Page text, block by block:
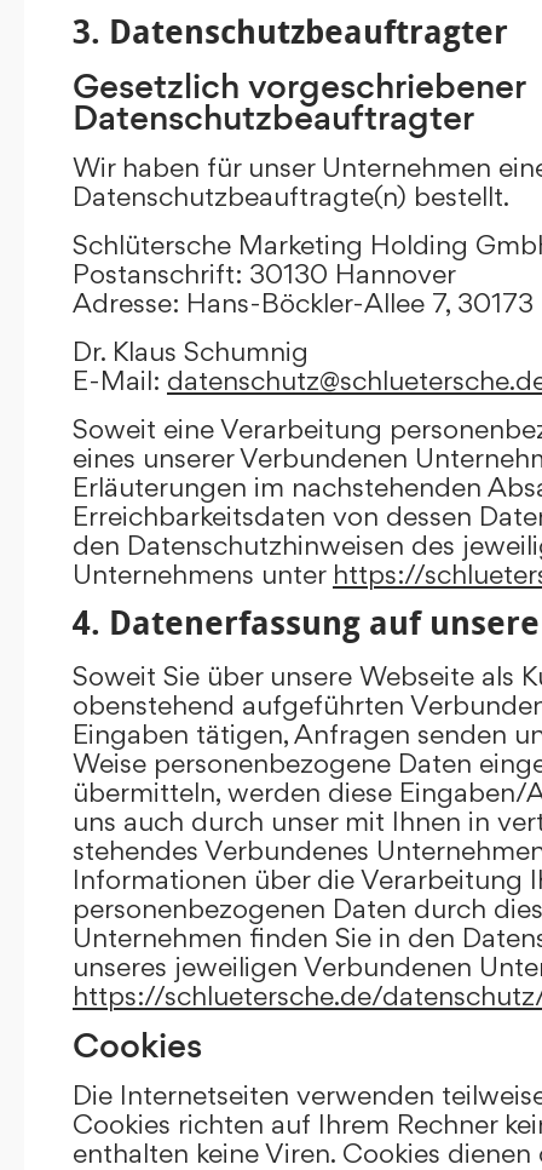
3. Datenschutzbeauftragter
Gesetzlich vorgeschriebener
Datenschutzbeauftragter
Wir haben für unser Unternehmen
Datenschutzbeauftragte(n) bestellt.
Schlütersche Marketing Holding
Postanschrift: 30130 Hannover
Adresse: Hans-Böckler-Allee 7,
Dr. Klaus Schumnig
E-Mail:
Soweit eine Verarbeitung
eines unserer Verbundenen
Erläuterungen im nachstehenden
Erreichbarkeitsdaten von dessen
den Datenschutzhinweisen des
Unternehmens unter https://
4. Datenerfassung auf
Soweit Sie über unsere Webseite als
obenstehend aufgeführten
Eingaben tätigen, Anfragen senden
Weise personenbezogene Daten
übermitteln, werden diese
uns auch durch unser mit Ihnen in
stehendes Verbundenes
Informationen über die Verarbeitung
personenbezogenen Daten durch
Unternehmen finden Sie in den
unseres jeweiligen Verbundenen
https://schluetersche.de/
Cookies
Die Internetseiten verwenden
Cookies richten auf Ihrem Rechner
enthalten keine Viren. Cookies